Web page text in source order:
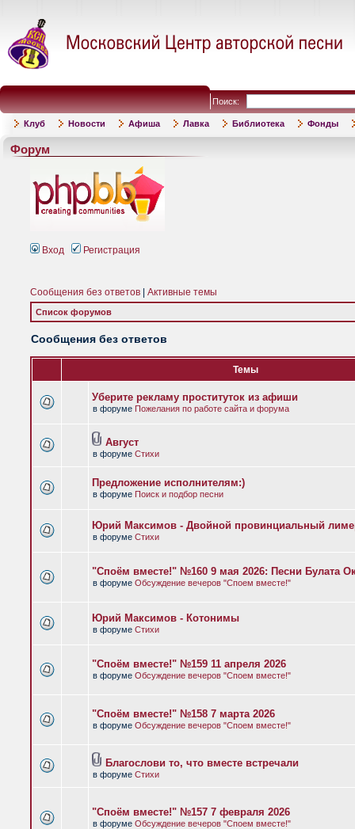
Поиск:
Клуб Новости Афиша Лавка Библиотека Фонды
Форум
Вход Регистрация
Сообщения без ответов Активные темы
Список форумов
Сообщения без ответов
Темы
Уберите рекламу проституток из афиши
в форуме Пожелания по работе сайта и форума
Август
в форуме Стихи
Предложение исполнителям:)
в форуме Поиск и подбор песни
Юрий Максимов - Двойной провинциальный
в форуме Стихи
"Споём вместе!" №160 9 мая 2026: Песни Булата
в форуме Обсуждение вечеров "Споем вместе!"
Юрий Максимов - Котонимы
в форуме Стихи
"Споём вместе!" №159 11 апреля 2026
в форуме Обсуждение вечеров "Споем вместе!"
"Споём вместе!" №158 7 марта 2026
в форуме Обсуждение вечеров "Споем вместе!"
Благослови то, что вместе встречали
в форуме Стихи
"Споём вместе!" №157 7 февраля 2026
в форуме Обсуждение вечеров "Споем вместе!"